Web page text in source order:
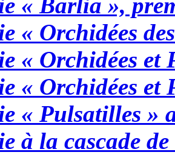
« Barlia »,
« Orchidées
« Orchidées et
« Orchidées et
« Pulsatilles »
à la cascade